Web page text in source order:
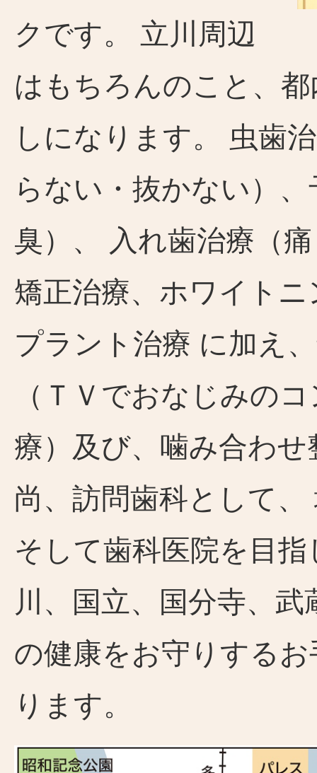
クです。 立川周辺
はもちろんのこと、
しになります。 虫歯
らない・抜かない）
臭）、 入れ歯治療（
矯正治療、ホワイト
プラント治療 に加え
（ＴＶでおなじみの
療）及び、噛み合わ
尚、訪問歯科として
そして歯科医院を目
川、国立、国分寺、
の健康をお守りする
ります。